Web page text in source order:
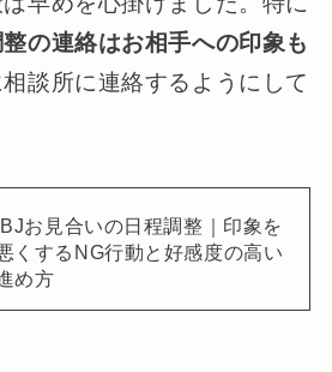
の連絡はお相手への印象も
談所に連絡するようにして
お見合いの日程調整｜印象を
くするNG行動と好感度の高い
め方